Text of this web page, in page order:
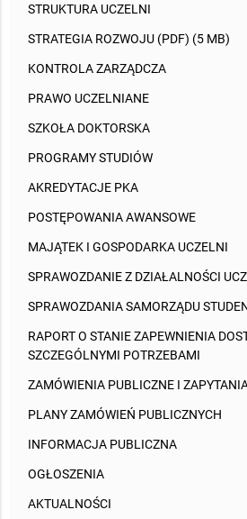
STRUKTURA UCZELNI
STRATEGIA ROZWOJU (PDF) (5 MB)
KONTROLA ZARZĄDCZA
PRAWO UCZELNIANE
SZKOŁA DOKTORSKA
PROGRAMY STUDIÓW
AKREDYTACJE PKA
POSTĘPOWANIA AWANSOWE
MAJĄTEK I GOSPODARKA UCZELNI
SPRAWOZDANIE Z DZIAŁALNOŚCI
SPRAWOZDANIA SAMORZĄDU
RAPORT O STANIE ZAPEWNIENIA
SZCZEGÓLNYMI POTRZEBAMI
ZAMÓWIENIA PUBLICZNE I
PLANY ZAMÓWIEŃ PUBLICZNYCH
INFORMACJA PUBLICZNA
OGŁOSZENIA
AKTUALNOŚCI